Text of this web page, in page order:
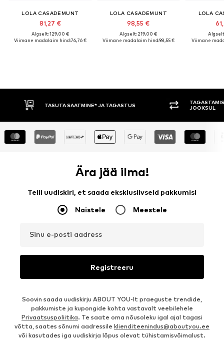
LOLA CASADEMUNT
81,27 €
Algselt: 129,00 €
Viimane madalaim hind:76,76 €
LOLA CASADEMUNT
98,55 €
Algselt: 219,00 €
Viimane madalaim hind:98,55 €
LOLA
Viimane
TASUTA SAATMINE* JA TAGASTUS
JOOKSUL
Ära jää ilma!
Telli uudiskiri, et saada eksklusiivseid pakkumisi
Naistele Meestele
Sinu e-posti aadress
Registreeru
Soovin saada uudiskirju ABOUT YOU-lt praeguste trendide,
pakkumiste ja kupongide kohta vastavalt veebilehele
Privaatsuspoliitika. Te saate oma nõusoleku igal ajal tagasi
võtta, saates sõnumi aadressile klienditeenindus@aboutyou.ee
või kasutades iga uudiskirja lõpus olevat tühistamisvõimalust.